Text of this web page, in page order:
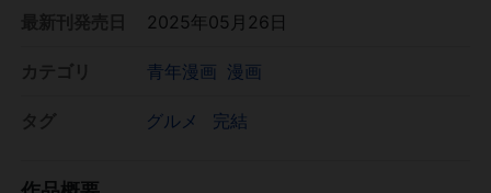
2025年05月26日
青年漫画 漫画
グルメ 完結